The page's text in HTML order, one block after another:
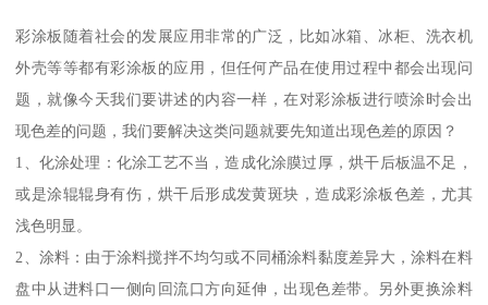
彩涂板随着社会的发展应用非常的广泛，比如冰箱、冰柜、洗衣机
外壳等等都有彩涂板的应用，但任何产品在使用过程中都会出现问
题，就像今天我们要讲述的内容一样，在对彩涂板进行喷涂时会出
现色差的问题，我们要解决这类问题就要先知道出现色差的原因？
1、化涂处理：化涂工艺不当，造成化涂膜过厚，烘干后板温不足，
或是涂辊辊身有伤，烘干后形成发黄斑块，造成彩涂板色差，尤其
浅色明显。
2、涂料：由于涂料搅拌不均匀或不同桶涂料黏度差异大，涂料在料
盘中从进料口一侧向回流口方向延伸，出现色差带。另外更换涂料